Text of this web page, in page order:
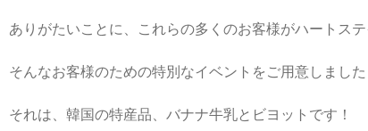
ありがたいことに、これらの多くのお客様がハートステ
そんなお客様のための特別なイベントをご用意しました
それは、韓国の特産品、バナナ牛乳とビヨットです！